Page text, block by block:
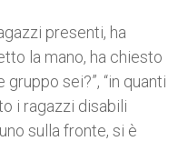
presenti, ha
la mano, ha chiesto
gruppo sei?”, “in quanti
i ragazzi disabili
sulla fronte, si è